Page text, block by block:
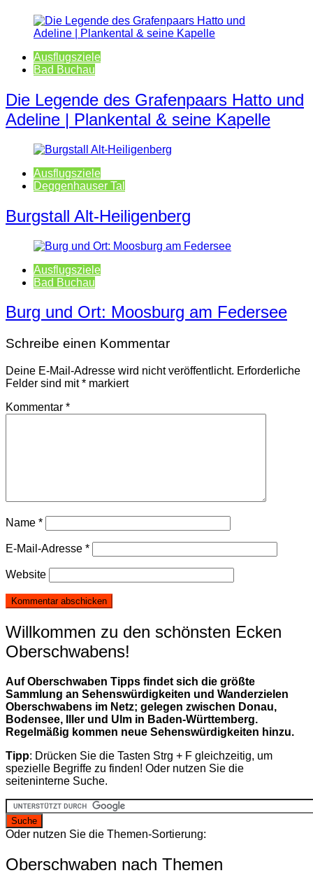
Ausflugsziele
Bad Buchau
Die Legende des Grafenpaars Hatto und
Adeline | Plankental & seine Kapelle
Ausflugsziele
Deggenhauser Tal
Burgstall Alt-Heiligenberg
Ausflugsziele
Bad Buchau
Burg und Ort: Moosburg am Federsee
Schreibe einen Kommentar
Deine E-Mail-Adresse wird nicht veröffentlicht. Erforderliche
Felder sind mit* markiert
Kommentar *
Name *
E-Mail-Adresse *
Website
Willkommen zu den schönsten Ecken
Oberschwabens!
Auf Oberschwaben Tipps findet sich die größte
Sammlung an Sehenswürdigkeiten und Wanderzielen
Oberschwabens im Netz; gelegen zwischen Donau,
Bodensee, Iller und Ulm in Baden-Württemberg.
Regelmäßig kommen neue Sehenswürdigkeiten hinzu.
Tipp: Drücken Sie die Tasten Strg + F gleichzeitig, um
spezielle Begriffe zu finden! Oder nutzen Sie die
seiteninterne Suche.
Oder nutzen Sie die Themen-Sortierung:
Oberschwaben nach Themen